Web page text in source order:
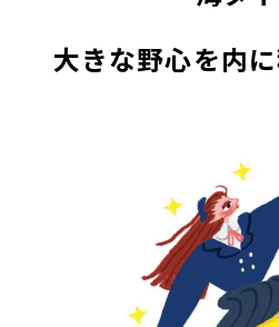
大きな野心を内